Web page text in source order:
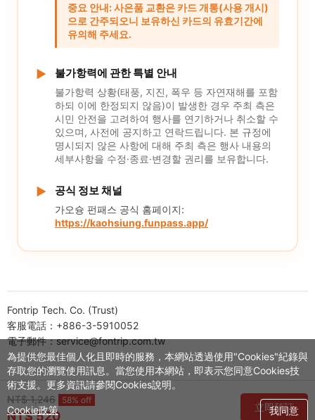
중요 안내: 사은품 교환은 카드 개통(사용 개시)
으로 간주되오니 보유하신 카드의 유효기간에
유의해 주세요.
▶ 불가항력에 관한 특별 안내
불가항력 상황(태풍, 지진, 폭우 등 자연재해를 포함
하되 이에 한정되지 않음)이 발생한 경우 주최 측은
시민 안전을 고려하여 행사를 연기하거나 취소할 수
있으며, 사전에 공지하고 연락드립니다. 본 규정에
명시되지 않은 사항에 대해 주최 측은 행사 내용의
세부사항을 수정·종료·변경할 권리를 보유합니다.
▶ 공식 정보 채널
가오슝 펀패스 공식 홈페이지:
https://kaohsiung.funpass.app/
Fontrip Tech. Co. (Trust)
客服電話：+886-3-5910052
電子郵件：service@fontrip.com.tw
NT$ 1,246 58% off
NT$ 520
立即預訂
為提供您最佳個人化且即時的服務，本網站透過使用"Cookies"紀錄與
存取您的瀏覽使用訊息。當您使用本網站，即表示您同意Cookies技
術支援。更多資訊請參閱Cookies說明。
我同意
Cookie政策